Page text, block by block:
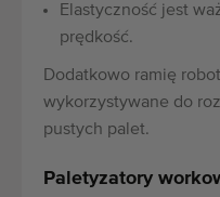
Elastyczność jest
prędkość.
Dodatkowo ramię
wykorzystywane do
pustych palet.
Paletyzatory